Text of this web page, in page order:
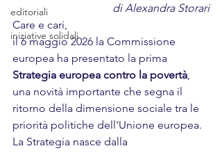
editoriali
iniziative solidali
di Alexandra Storari
Care e cari,
il 6 maggio 2026 la Commissione
europea ha presentato la prima
Strategia europea contro la povertà,
una novità importante che segna il
ritorno della dimensione sociale tra le
priorità politiche dell'Unione europea.
La Strategia nasce dalla